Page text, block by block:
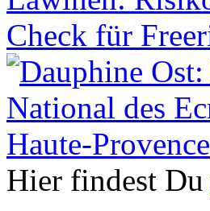
Hier findest Du